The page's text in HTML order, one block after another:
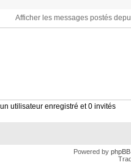
Afficher les messages postés
utilisateur enregistré et 0 invités
Powered by phpBB